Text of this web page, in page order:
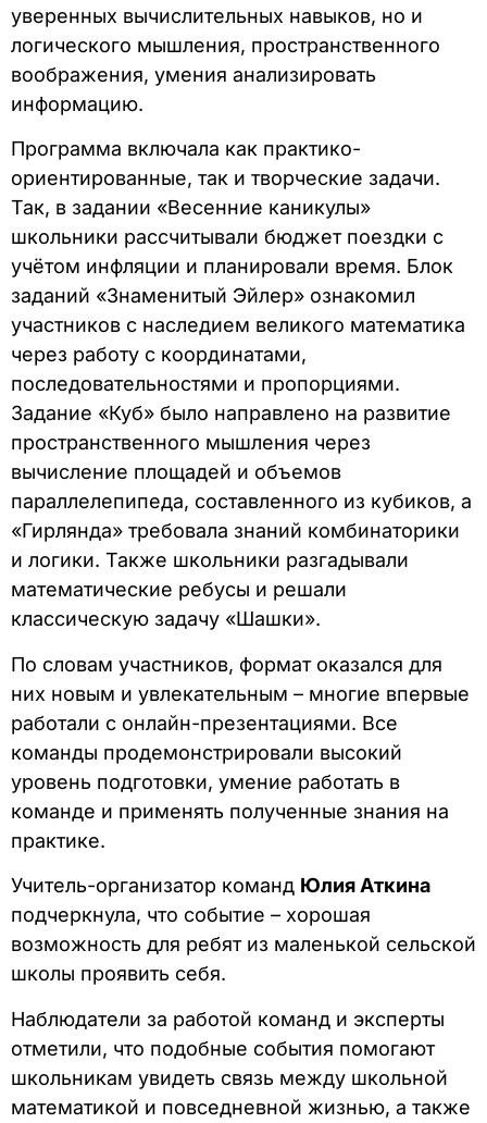
уверенных вычислительных навыков, но и
логического мышления, пространственного
воображения, умения анализировать
информацию.
Программа включала как практико-
ориентированные, так и творческие задачи.
Так, в задании «Весенние каникулы»
школьники рассчитывали бюджет поездки с
учётом инфляции и планировали время. Блок
заданий «Знаменитый Эйлер» ознакомил
участников с наследием великого математика
через работу с координатами,
последовательностями и пропорциями.
Задание «Куб» было направлено на развитие
пространственного мышления через
вычисление площадей и объемов
параллелепипеда, составленного из кубиков, а
«Гирлянда» требовала знаний комбинаторики
и логики. Также школьники разгадывали
математические ребусы и решали
классическую задачу «Шашки».
По словам участников, формат оказался для
них новым и увлекательным – многие впервые
работали с онлайн-презентациями. Все
команды продемонстрировали высокий
уровень подготовки, умение работать в
команде и применять полученные знания на
практике.
Учитель-организатор команд Юлия Аткина
подчеркнула, что событие – хорошая
возможность для ребят из маленькой сельской
школы проявить себя.
Наблюдатели за работой команд и эксперты
отметили, что подобные события помогают
школьникам увидеть связь между школьной
математикой и повседневной жизнью, а также